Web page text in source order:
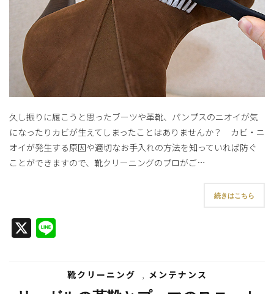
久し振りに履こうと思ったブーツや革靴、パンプスのニオイが気
になったりカビが生えてしまったことはありませんか？ カビ・ニ
オイが発生する原因や適切なお手入れの方法を知っていれば防ぐ
ことができますので、靴クリーニングのプロがご…
続きはこちら
X
靴クリーニング , メンテナンス